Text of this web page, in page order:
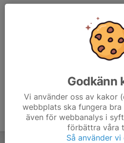
Godkänn
Vi använder oss av kakor
webbplats ska fungera
även för webbanalys i
förbättra våra
Så använder